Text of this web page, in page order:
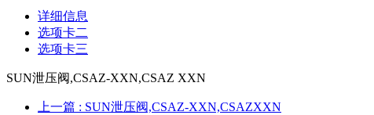
详细信息
选项卡二
选项卡三
SUN泄压阀,CSAZ-XXN,CSAZ XXN
上一篇 : SUN泄压阀,CSAZ-XXN,CSAZXXN